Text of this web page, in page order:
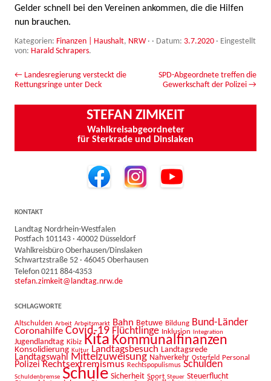
Gelder schnell bei den Vereinen ankommen, die die Hilfen
nun brauchen.
Kategorien: Finanzen | Haushalt, NRW· · Datum: 3.7.2020 · Eingestellt
von: Harald Schrapers.
Beitrags-Navigation
← Landesregierung versteckt die
Rettungsringe unter Deck
SPD-Abgeordnete treffen die
Gewerkschaft der Polizei →
STEFAN ZIMKEIT
Wahlkreisabgeordneter
für Sterkrade und Dinslaken
KONTAKT
Landtag Nordrhein-Westfalen
Postfach 101143 · 40002 Düsseldorf
Wahlkreisbüro Oberhausen/Dinslaken
Schwartzstraße 52 · 46045 Oberhausen
Telefon 0211 884-4353
stefan.zimkeit@landtag.nrw.de
SCHLAGWORTE
Altschulden Arbeit Arbeitsmarkt Bahn Betuwe Bildung Bund-Länder
Coronahilfe Covid-19 Flüchtlinge Inklusion Integration
Jugendlandtag Kibiz Kita Kommunalfinanzen
Konsolidierung Kultur Landtagsbesuch Landtagsrede
Landtagswahl Mittelzuweisung Nahverkehr Osterfeld Personal
Polizei Rechtsextremismus Rechtspopulismus Schulden
Schuldenbremse Schule Sicherheit Sport Steuer Steuerflucht